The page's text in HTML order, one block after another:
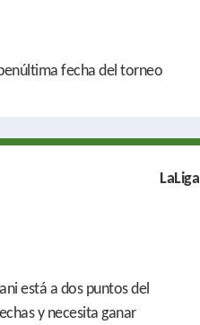
fecha del torneo
LaLiga
está a dos puntos del
y necesita ganar